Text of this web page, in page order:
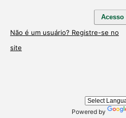
Acesso
Não é um usuário? Registre-se no
site
Powered by